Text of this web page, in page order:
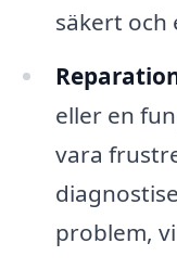
säkert och
eller en
vara
problem,